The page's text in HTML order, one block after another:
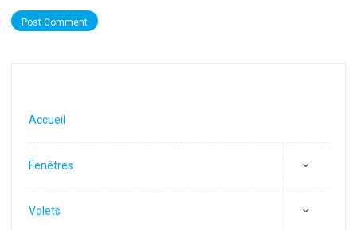
Accueil
Fenêtres
Volets